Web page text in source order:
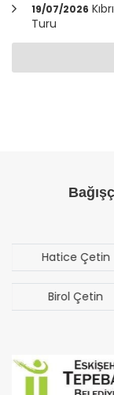
19/07/2026
Turu
Seda
Çağdaş